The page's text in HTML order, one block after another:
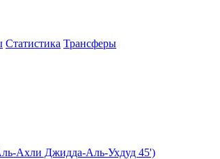
Статистика Трансферы
Ахли Джидда-Аль-Ухдуд 45')